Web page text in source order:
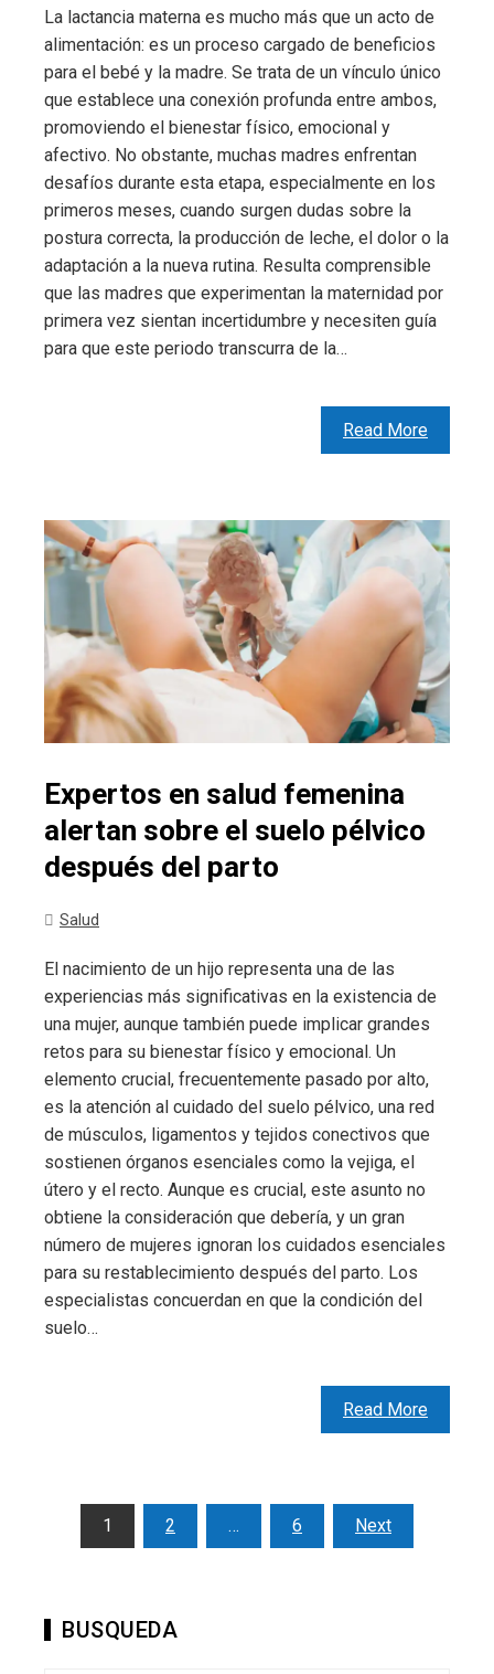
La lactancia materna es mucho más que un acto de
alimentación: es un proceso cargado de beneficios
para el bebé y la madre. Se trata de un vínculo único
que establece una conexión profunda entre ambos,
promoviendo el bienestar físico, emocional y
afectivo. No obstante, muchas madres enfrentan
desafíos durante esta etapa, especialmente en los
primeros meses, cuando surgen dudas sobre la
postura correcta, la producción de leche, el dolor o la
adaptación a la nueva rutina. Resulta comprensible
que las madres que experimentan la maternidad por
primera vez sientan incertidumbre y necesiten guía
para que este periodo transcurra de la…
Read More
Expertos en salud femenina
alertan sobre el suelo pélvico
después del parto
Salud
El nacimiento de un hijo representa una de las
experiencias más significativas en la existencia de
una mujer, aunque también puede implicar grandes
retos para su bienestar físico y emocional. Un
elemento crucial, frecuentemente pasado por alto,
es la atención al cuidado del suelo pélvico, una red
de músculos, ligamentos y tejidos conectivos que
sostienen órganos esenciales como la vejiga, el
útero y el recto. Aunque es crucial, este asunto no
obtiene la consideración que debería, y un gran
número de mujeres ignoran los cuidados esenciales
para su restablecimiento después del parto. Los
especialistas concuerdan en que la condición del
suelo…
Read More
Paginación
entradas
1 2 … 6 Next
BUSQUEDA